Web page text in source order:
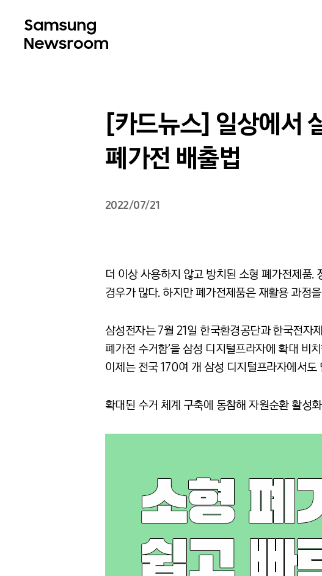
[카드뉴스] 일상에서
폐가전 배출법
2022/07/21
더 이상 사용하지 않고 방치된 소형 폐가전제품.
경우가 많다. 하지만 폐가전제품은 재활용 과정
삼성전자는7월 21일 한국환경공단과 한국전자
폐가전 수거함’을 삼성 디지털프라자에 확대 비
이제는 전국170여 개 삼성 디지털프라자에서도
확대된 수거 체계 구축에 동참해 자원순환 활성